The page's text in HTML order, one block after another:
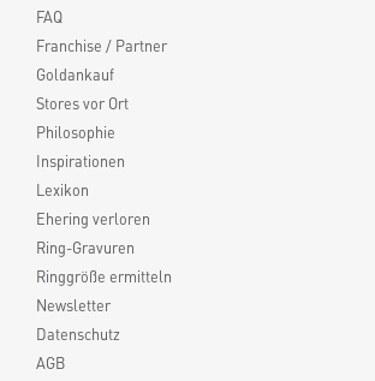
FAQ
Franchise / Partner
Goldankauf
Stores vor Ort
Philosophie
Inspirationen
Lexikon
Ehering verloren
Ring-Gravuren
Ringgröße ermitteln
Newsletter
Datenschutz
AGB